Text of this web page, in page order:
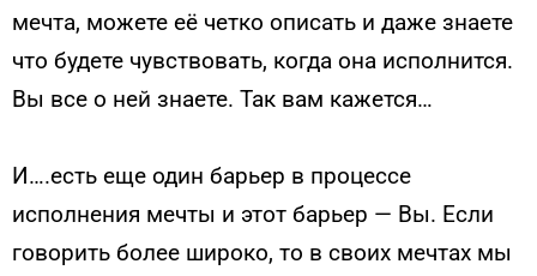
мечта, можете её четко описать и даже знаете
что будете чувствовать, когда она исполнится.
Вы все о ней знаете. Так вам кажется…
И….есть еще один барьер в процессе
исполнения мечты и этот барьер — Вы. Если
говорить более широко, то в своих мечтах мы